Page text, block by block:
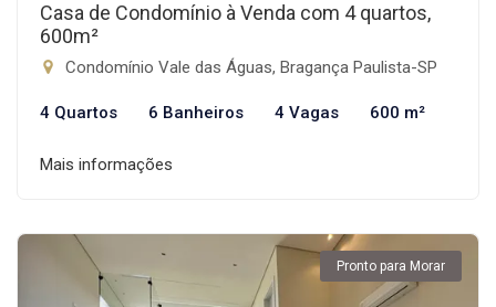
Casa de Condomínio à Venda com 4 quartos,
600m²
Condomínio Vale das Águas, Bragança Paulista-SP
4 Quartos 6 Banheiros 4 Vagas 600 m²
Mais informações
Pronto para Morar